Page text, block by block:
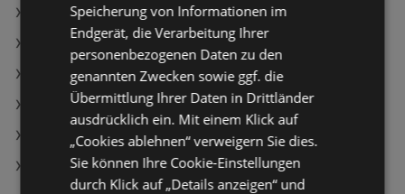
ADEG Angebote
Aktuelle Maximarkt Flugblätter
Aktuelle PENNY Flugblätter
Aktuelle BILLA PLUS Flugblätter
Aktuelle ADEG Flugblätter
Aktuelle NÖM Flugblätter
Speicherung von Informationen im
Endgerät, die Verarbeitung Ihrer
personenbezogenen Daten zu den
genannten Zwecken sowie ggf. die
Übermittlung Ihrer Daten in Drittländer
ausdrücklich ein. Mit einem Klick auf
„Cookies ablehnen“ verweigern Sie dies.
Sie können Ihre Cookie-Einstellungen
durch Klick auf „Details anzeigen“ und